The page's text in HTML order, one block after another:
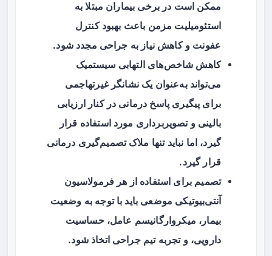
ممکن است در برخی بیماران مبتلا به
استئومیلیت مزمن باعث بهبود کنترل
عفونت و کاهش نیاز به جراحی مجدد شود.
کاهش شاخص‌های التهابی سیستمیک
می‌تواند به‌عنوان یک نشانگر غیرتهاجمی
برای پیگیری پاسخ درمانی در کنار ارزیابی
بالینی و تصویربرداری مورد استفاده قرار
گیرد، اما نباید تنها ملاک تصمیم‌گیری درمانی
قرار گیرد.
تصمیم برای استفاده از هر فرمولاسیون
آنتی‌بیوتیکی موضعی باید با توجه به وضعیت
بیمار، میکروارگانیسم عامل، حساسیت
دارویی، و تجربه تیم جراحی اتخاذ شود.